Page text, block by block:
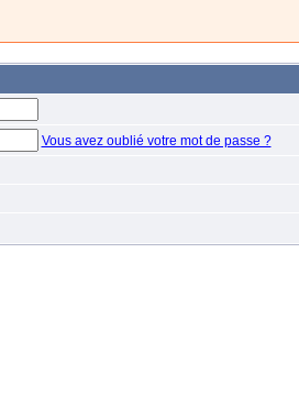
Vous avez oublié votre mot de passe ?